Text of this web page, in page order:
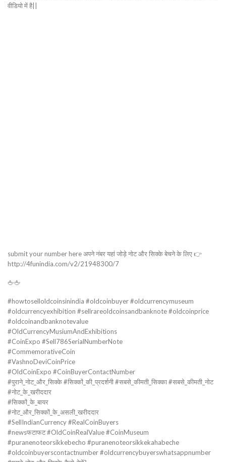
वीडियो में है||
submit your number here अपने नंबर यहां जोड़े नोट और सिक्के बेचने के लिए 👉
http://4funindia.com/v2/21948300/7
🖕🖕
#howtoselloldcoinsinindia #oldcoinbuyer #oldcurrencymuseum
#oldcurrencyexhibition #sellrareoldcoinsandbanknote #oldcoinprice
#oldcoinandbanknotevalue
#OldCurrencyMusiumAndExhibitions
#CoinExpo #Sell786SerialNumberNote
#CommemorativeCoin
#VashnoDeviCoinPrice
#OldCoinExpo #CoinBuyerContactNumber
#पुराने_नोट_और_सिक्के #सिक्कों_की_प्रदर्शनी #सबसे_कीमती_सिक्का #सबसे_कीमती_नोट
#नोट_के_खरीददार
#सिक्कों_के_बायर
#नोट_और_सिक्कों_के_असली_खरीददार
#SellIndianCurrency #RealCoinBuyers
#newsफटाफट #OldCoinRealValue #CoinMuseum
#puranenoteorsikkebecho #puranenoteorsikkekahabeche
#oldcoinbuyerscontactnumber #oldcurrencybuyerswhatsappnumber